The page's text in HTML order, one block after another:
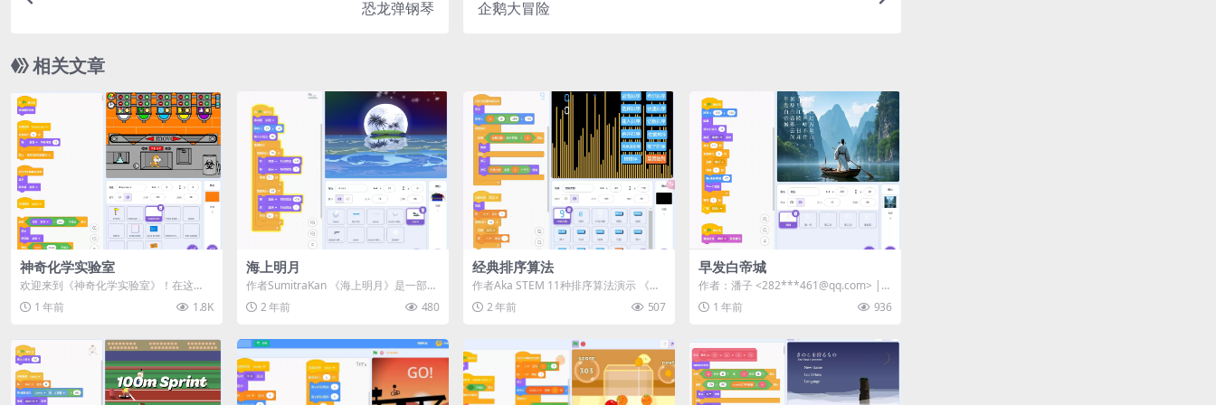
恐龙弹钢琴 企鹅大冒险
相关文章
神奇化学实验室
欢迎来到《神奇化学实验室》！在这
里，你可以自由组合各种化学效果，进
行实验并观察变...
1 年前 1.8K
海上明月
作者SumitraKan 《海上明月》是一部充
满诗意的Scratch艺术动画作品...
2 年前 480
经典排序算法
作者Aka STEM 11种排序算法演示 《经
典排序算法》是一款专为Scratc...
2 年前 507
早发白帝城
作者：潘子 <282***461@qq.com> |
站内用户投稿 ...
1 年前 936